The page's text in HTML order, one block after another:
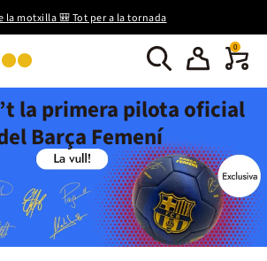
la motxilla 🎒 Tot per a la tornada
0
la primera pilota oficial
Barça Femení